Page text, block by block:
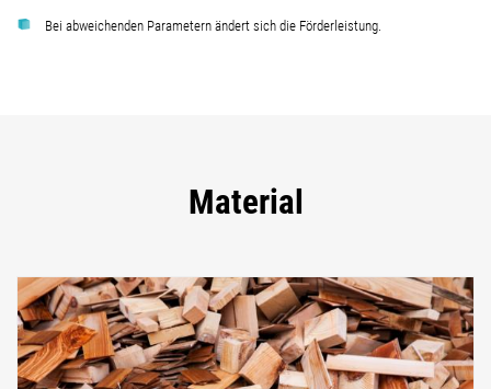
Bei abweichenden Parametern ändert sich die Förderleistung.
Material